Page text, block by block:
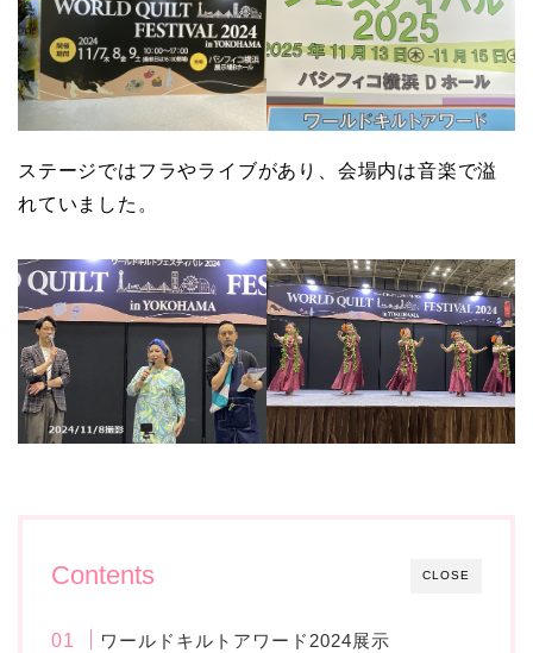
ステージではフラやライブがあり、会場内は音楽で溢
れていました。
CLOSE
Contents
ワールドキルトアワード2024展示